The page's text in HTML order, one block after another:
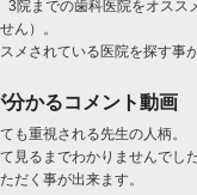
3院までの歯科医院をオスス
ん）。
メされている医院を探す事
分かるコメント動画
も重視される先生の人柄。
見るまでわかりませんでし
だく事が出来ます。